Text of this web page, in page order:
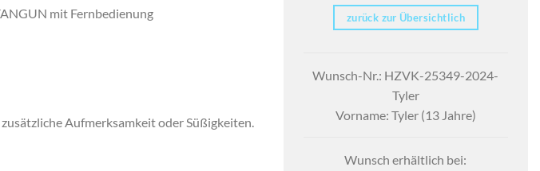
mit Fernbedienung
Aufmerksamkeit oder Süßigkeiten.
zurück zur Übersichtlich
Wunsch-Nr.: HZVK-25349-2024-
Tyler
Vorname: Tyler (13 Jahre)
Wunsch erhältlich bei: